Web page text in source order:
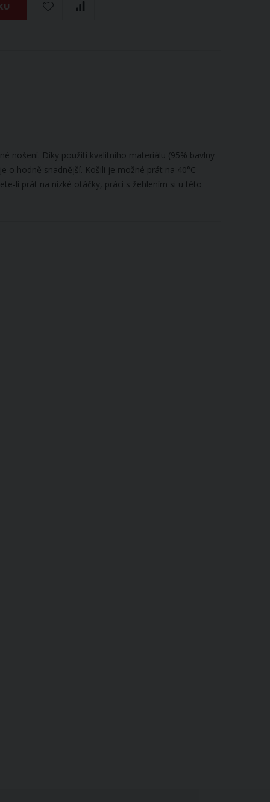
nošení. Díky použití kvalitního materiálu (95% bavlny
o hodně snadnější. Košili je možné prát na 40°C
li prát na nízké otáčky, práci s žehlením si u této